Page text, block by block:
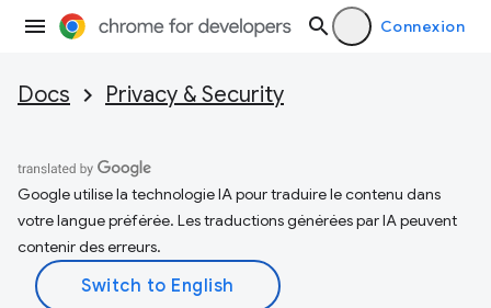
Connexion
Docs Privacy & Security
Google utilise la technologie IA pour traduire le contenu dans
votre langue préférée. Les traductions générées par IA peuvent
contenir des erreurs.